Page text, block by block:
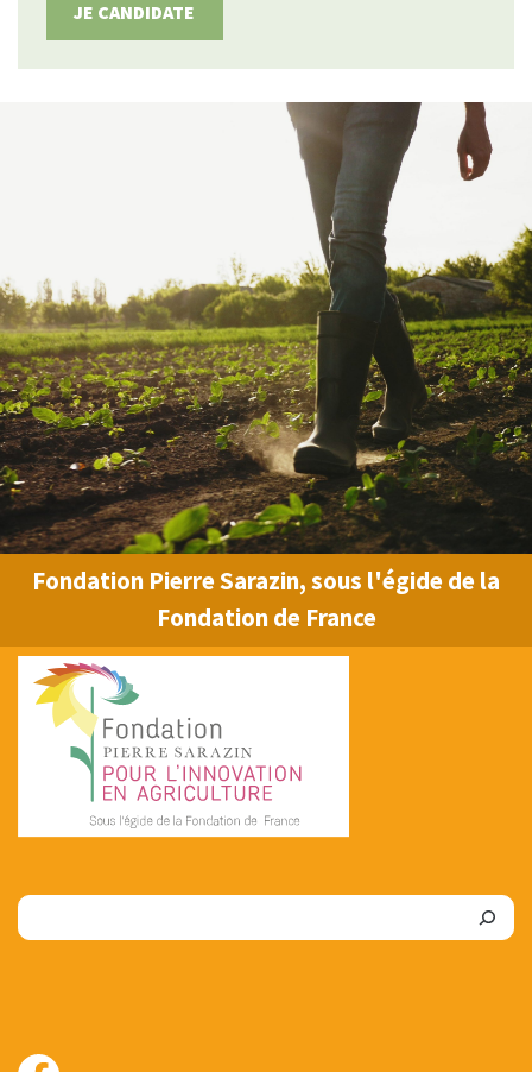
JE CANDIDATE
Fondation Pierre Sarazin, sous l'égide de la
Fondation de France
Rechercher